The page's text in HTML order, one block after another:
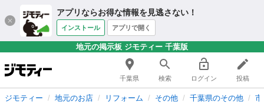
アプリならお得な情報を見逃さない！
インストール アプリで開く
地元の掲示板 ジモティー 千葉版
千葉県 検索 ログイン 投稿
ジモティー 地元のお店 リフォーム その他 千葉県のその他